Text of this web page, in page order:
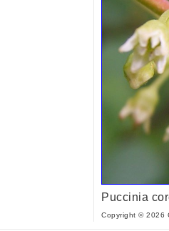
Puccinia
Copyright © 2026